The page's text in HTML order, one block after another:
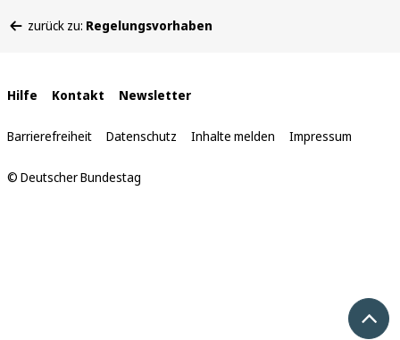
befinden
zurück zu: Regelungsvorhaben
Interne
Links
Hilfe Kontakt Newsletter
Barrierefreiheit Datenschutz Inhalte melden Impressum
© Deutscher Bundestag